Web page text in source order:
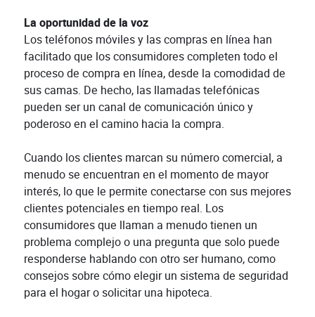
La oportunidad de la voz
Los teléfonos móviles y las compras en línea han
facilitado que los consumidores completen todo el
proceso de compra en línea, desde la comodidad de
sus camas. De hecho, las llamadas telefónicas
pueden ser un canal de comunicación único y
poderoso en el camino hacia la compra.
Cuando los clientes marcan su número comercial, a
menudo se encuentran en el momento de mayor
interés, lo que le permite conectarse con sus mejores
clientes potenciales en tiempo real. Los
consumidores que llaman a menudo tienen un
problema complejo o una pregunta que solo puede
responderse hablando con otro ser humano, como
consejos sobre cómo elegir un sistema de seguridad
para el hogar o solicitar una hipoteca.